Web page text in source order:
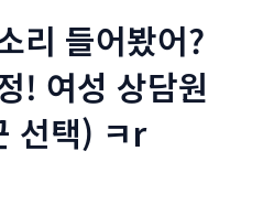
리 들어봤어?
! 여성 상담원
선택) ㅋr